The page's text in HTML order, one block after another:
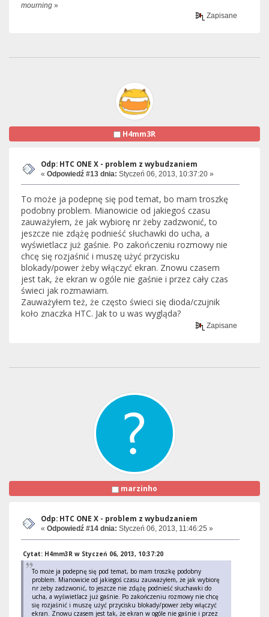
mourning »
Zapisane
H4mm3R
Odp: HTC ONE X - problem z wybudzaniem
« Odpowiedź #13 dnia: Styczeń 06, 2013, 10:37:20 »
To może ja podepnę się pod temat, bo mam troszkę
podobny problem. Mianowicie od jakiegoś czasu
zauważyłem, że jak wybiorę nr żeby zadzwonić, to
jeszcze nie zdążę podnieść słuchawki do ucha, a
wyświetlacz już gaśnie. Po zakończeniu rozmowy nie
chcę się rozjaśnić i muszę użyć przycisku
blokady/power żeby włączyć ekran. Znowu czasem
jest tak, że ekran w ogóle nie gaśnie i przez cały czas
świeci jak rozmawiam.
Zauważyłem też, że często świeci się dioda/czujnik
koło znaczka HTC. Jak to u was wygląda?
Zapisane
marzinho
Odp: HTC ONE X - problem z wybudzaniem
« Odpowiedź #14 dnia: Styczeń 06, 2013, 11:46:25 »
Cytat: H4mm3R w Styczeń 06, 2013, 10:37:20
To może ja podepnę się pod temat, bo mam troszkę podobny
problem. Mianowicie od jakiegoś czasu zauważyłem, że jak wybiorę
nr żeby zadzwonić, to jeszcze nie zdążę podnieść słuchawki do
ucha, a wyświetlacz już gaśnie. Po zakończeniu rozmowy nie chcę
się rozjaśnić i muszę użyć przycisku blokady/power żeby włączyć
ekran. Znowu czasem jest tak, że ekran w ogóle nie gaśnie i przez